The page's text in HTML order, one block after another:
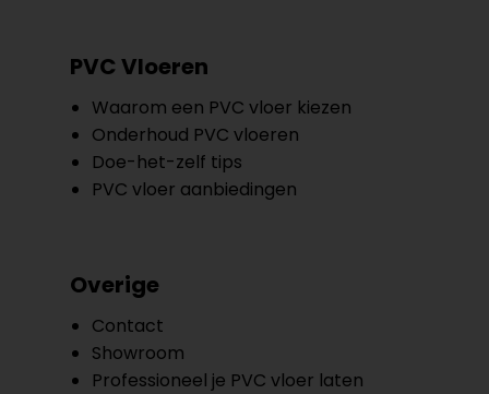
PVC Vloeren
Waarom een PVC vloer kiezen
Onderhoud PVC vloeren
Doe-het-zelf tips
PVC vloer aanbiedingen
Overige
Contact
Showroom
Professioneel je PVC vloer laten